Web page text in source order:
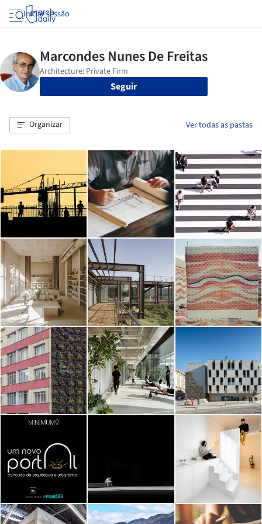
Iniciar sessão
Seguir
Organizar Ver todas as pastas